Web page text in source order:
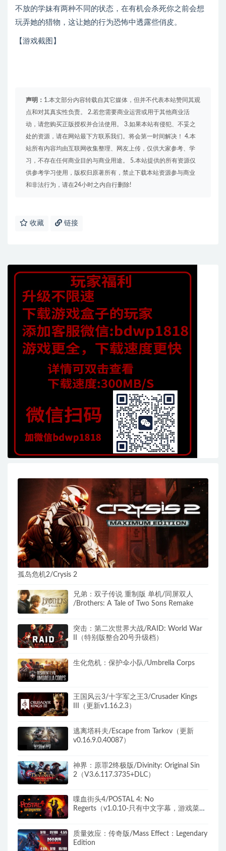
不放的学妹有两种不同的状态，在有机会杀死你之前会想
玩弄她的猎物，这让她的行为恐怖中透露些俏皮。
【游戏截图】
声明： 1.本文部分内容转载自其它媒体，但并不代表本站赞同其观
点和对其真实性负责。 2.若您需要商业运营或用于其他商业活
动，请您购买正版授权并合法使用。 3.如果本站有侵犯、不妥之
处的资源，请在网站最下方联系我们。将会第一时间解决！ 4.本
站所有内容均由互联网收集整理、网友上传，仅供大家参考、学
习，不存在任何商业目的与商业用途。 5.本站提供的所有资源仅
供参考学习使用，版权归原著所有，禁止下载本站资源参与商业
和非法行为，请在24小时之内自行删除!
收藏 链接
孤岛危机2/Crysis 2
兄弟：双子传说 重制版 单机/同屏双人
/Brothers: A Tale of Two Sons Remake
突击：第二次世界大战/RAID: World War
II（特别版整合20号升级档）
生化危机：保护伞小队/Umbrella Corps
王国风云3/十字军之王3/Crusader Kings
III（更新v1.16.2.3）
逃离塔科夫/Escape from Tarkov（更新
v0.16.9.0.40087）
神界：原罪2终极版/Divinity: Original Sin
2（V3.6.117.3735+DLC）
喋血街头4/POSTAL 4: No
Regerts（v1.0.10-只有中文字幕，游戏菜单
质量效应：传奇版/Mass Effect：Legendary
Edition